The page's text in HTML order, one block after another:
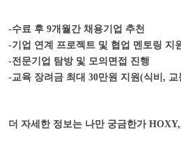
-수료 후 9개월간 채용기업 추천
-기업 연계 프로젝트 및 협업 멘토링 지
-전문기업 탐방 및 모의면접 진행
-교육 장려금 최대 30만원 지원(식비 , 교
더 자세한 정보는 나만 궁금한가